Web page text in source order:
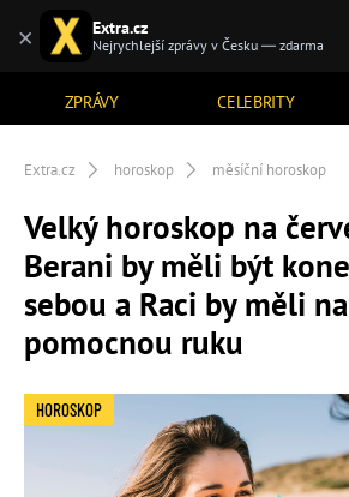
ZPRÁVY CELEBRITY
Extra.cz horoskop měsíční horoskop
Velký horoskop na
Berani by měli být
sebou a Raci by měli
pomocnou ruku
HOROSKOP
× Extra.cz
Nejrychlejší zprávy v Česku — zdarma